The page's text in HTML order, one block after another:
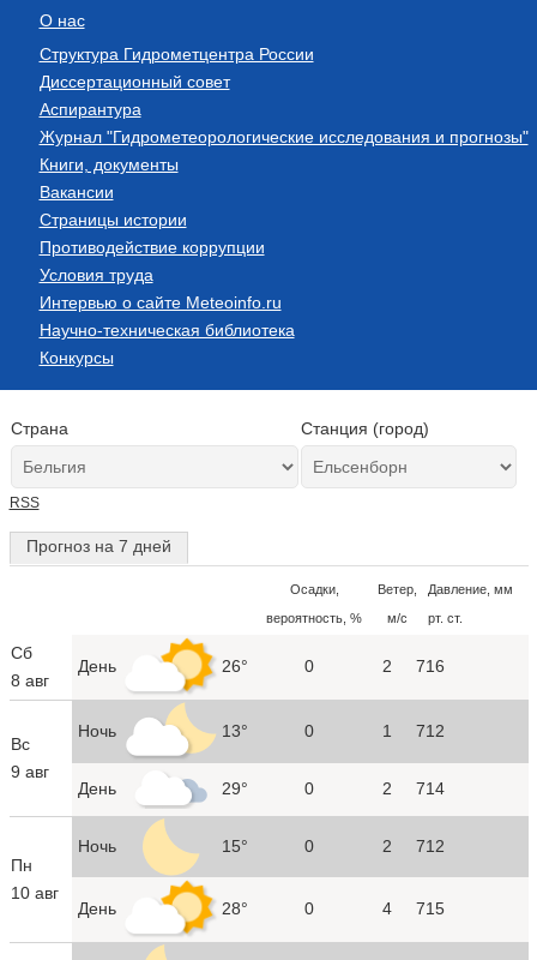
О нас
Структура Гидрометцентра России
Диссертационный совет
Аспирантура
Журнал "Гидрометеорологические исследования и прогнозы"
Книги, документы
Вакансии
Страницы истории
Противодействие коррупции
Условия труда
Интервью о сайте Meteoinfo.ru
Научно-техническая библиотека
Конкурсы
Страна Станция (город)
RSS
Прогноз на 7 дней
Осадки,
вероятность, %
Ветер,
м/с
Давление, мм
рт. ст.
Сб
8 авг
День 26° 0 2 716
Вс
9 авг
Ночь 13° 0 1 712
День 29° 0 2 714
Пн
10 авг
Ночь 15° 0 2 712
День 28° 0 4 715